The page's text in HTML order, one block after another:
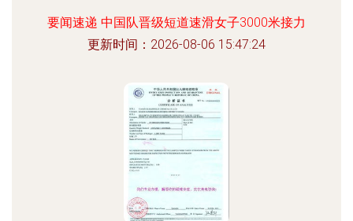
要闻速递 中国队晋级短道速滑女子3000米接力
更新时间：2026-08-06 15:47:24